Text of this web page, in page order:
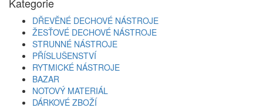
DŘEVĚNÉ DECHOVÉ NÁSTROJE
ŽESŤOVÉ DECHOVÉ NÁSTROJE
STRUNNÉ NÁSTROJE
PŘÍSLUŠENSTVÍ
RYTMICKÉ NÁSTROJE
BAZAR
NOTOVÝ MATERIÁL
DÁRKOVÉ ZBOŽÍ